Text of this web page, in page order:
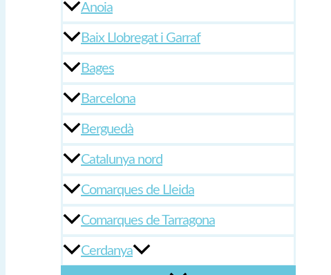
Anoia
Baix Llobregat i Garraf
Bages
Barcelona
Berguedà
Catalunya nord
Comarques de Lleida
Comarques de Tarragona
Cerdanya